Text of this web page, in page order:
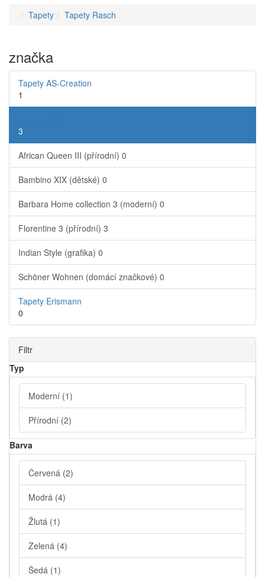
Tapety Tapety Rasch
značka
Tapety AS-Creation
1
3
African Queen III (přírodní) 0
Bambino XIX (dětské) 0
Barbara Home collection 3 (moderní) 0
Florentine 3 (přírodní) 3
Indian Style (grafika) 0
Schöner Wohnen (domácí značkové) 0
Tapety Erismann
0
Filtr
Typ
Moderní (1)
Přírodní (2)
Barva
Červená (2)
Modrá (4)
Žlutá (1)
Zelená (4)
Šedá (1)